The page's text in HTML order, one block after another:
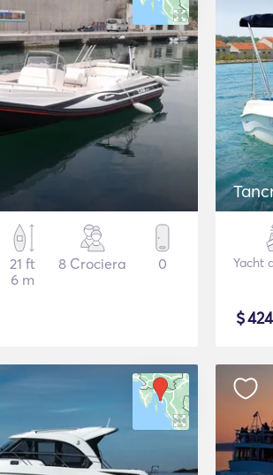
21 ft
6 m
8 Crociera 0 Yacht
$424